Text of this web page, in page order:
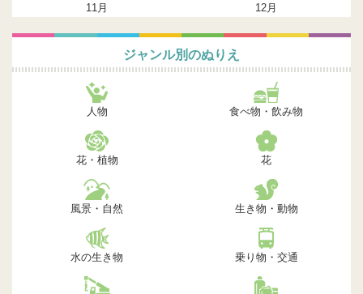
11月 12月
ジャンル別のぬりえ
人物 食べ物・飲み物
花・植物 花
風景・自然 生き物・動物
水の生き物 乗り物・交通